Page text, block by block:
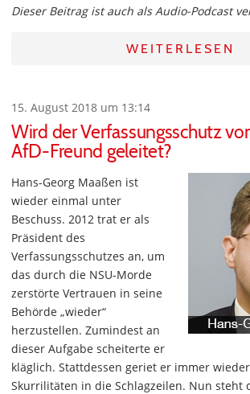
Dieser Beitrag ist auch als Audio-Podcast
WEITERLESEN
15. August 2018 um 13:14
Wird der Verfassungsschutz
AfD-Freund geleitet?
Hans-Georg Maaßen ist
wieder einmal unter
Beschuss. 2012 trat er als
Präsident des
Verfassungsschutzes an, um
das durch die NSU-Morde
zerstörte Vertrauen in seine
Behörde „wieder“
herzustellen. Zumindest an
dieser Aufgabe scheiterte er
kläglich. Stattdessen geriet er immer
Skurrilitäten in die Schlagzeilen. Nun steht